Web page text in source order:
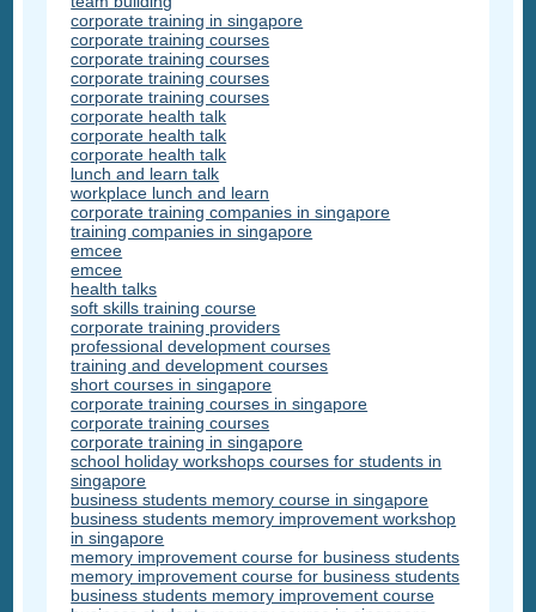
corporate training in singapore
corporate training courses
corporate training courses
corporate training courses
corporate training courses
corporate health talk
corporate health talk
corporate health talk
lunch and learn talk
workplace lunch and learn
corporate training companies in singapore
training companies in singapore
emcee
emcee
health talks
soft skills training course
corporate training providers
professional development courses
training and development courses
short courses in singapore
corporate training courses in singapore
corporate training courses
corporate training in singapore
school holiday workshops courses for students in
singapore
business students memory course in singapore
business students memory improvement workshop
in singapore
memory improvement course for business students
memory improvement course for business students
business students memory improvement course